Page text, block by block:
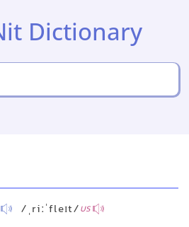
Dictionary
/ˌriːˈfleɪt/US